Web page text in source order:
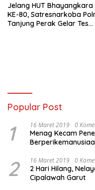
Jelang HUT Bhayangkara
KE-80, Satresnarkoba
Tanjung Perak Gelar Tes
Popular Post
1 16 Maret 2019 0
Menag Kecam
2 16 Maret 2019 0
2 Hari Hilang,
Cipalawah Garut